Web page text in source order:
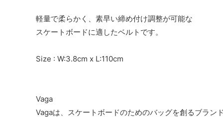
軽量で柔らかく、素早い締め付け調整が可能な
スケートボードに適したベルトです。
Size : W:3.8cm x L:110cm
Vaga
Vagaは、スケートボードのためのバッグを創るブラン